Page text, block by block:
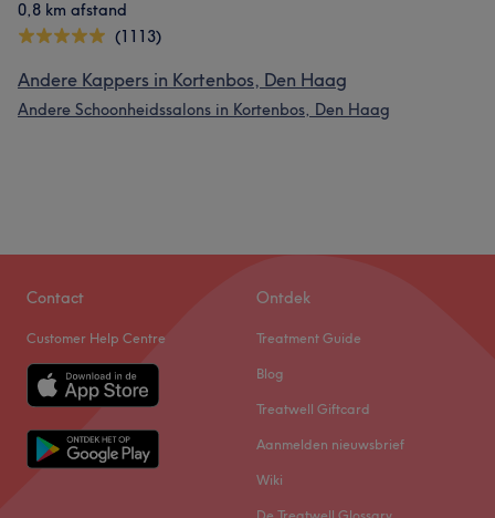
0,8 km afstand
(1113)
Andere Kappers in Kortenbos, Den Haag
Andere Schoonheidssalons in Kortenbos, Den Haag
Contact
Customer Help Centre
Ontdek
Treatment Guide
Blog
Treatwell Giftcard
Aanmelden nieuwsbrief
Wiki